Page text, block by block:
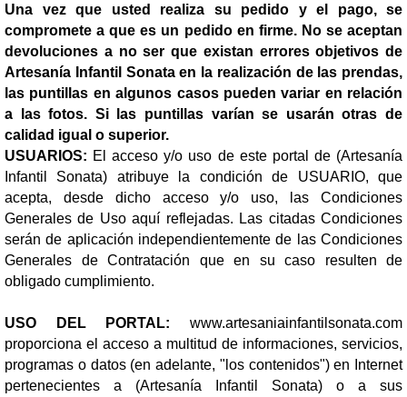
Una vez que usted realiza su pedido y el pago, se
compromete a que es un pedido en firme. No se aceptan
devoluciones a no ser que existan errores objetivos de
Artesanía Infantil Sonata en la realización de las prendas,
las puntillas en algunos casos pueden variar en relación
a las fotos. Si las puntillas varían se usarán otras de
calidad igual o superior.
USUARIOS: El acceso y/o uso de este portal de (Artesanía
Infantil Sonata) atribuye la condición de USUARIO, que
acepta, desde dicho acceso y/o uso, las Condiciones
Generales de Uso aquí reflejadas. Las citadas Condiciones
serán de aplicación independientemente de las Condiciones
Generales de Contratación que en su caso resulten de
obligado cumplimiento.
USO DEL PORTAL: www.artesaniainfantilsonata.com
proporciona el acceso a multitud de informaciones, servicios,
programas o datos (en adelante, "los contenidos") en Internet
pertenecientes a (Artesanía Infantil Sonata) o a sus